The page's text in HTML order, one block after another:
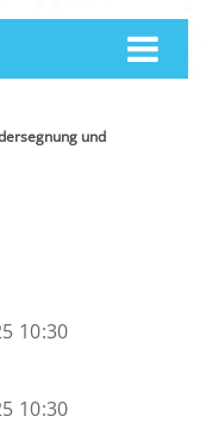
und
10:30
10:30